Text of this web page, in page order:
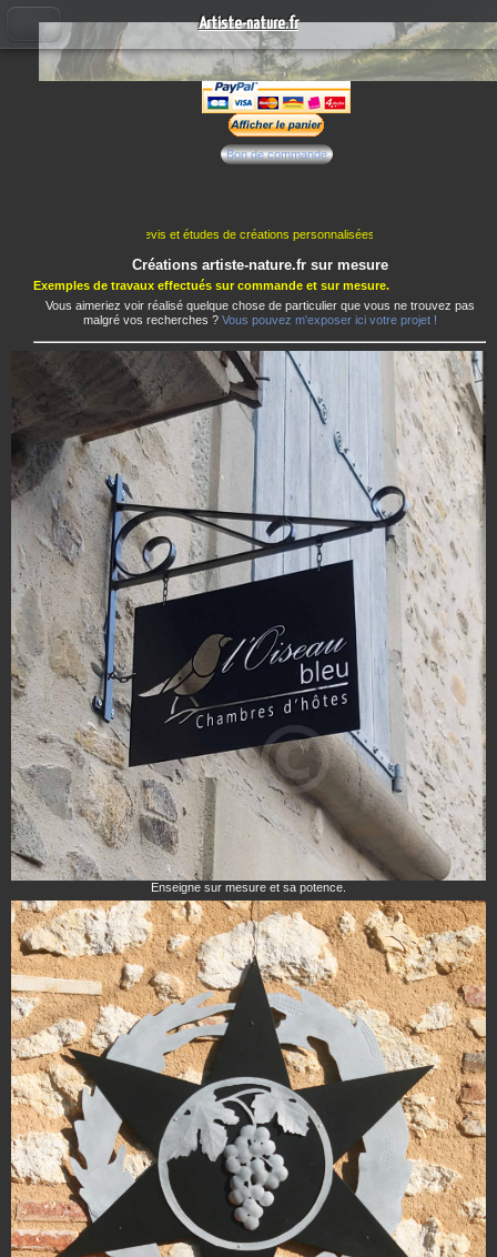
Bon de commande
création de devis et études de créations personnalisées sont en pause jusque vers
Créations artiste-nature.fr sur mesure
Exemples de travaux effectués sur commande et sur mesure.
Vous aimeriez voir réalisé quelque chose de particulier que vous ne trouvez pas
malgré vos recherches ? Vous pouvez m'exposer ici votre projet !
Enseigne sur mesure et sa potence.
Artiste-nature.fr